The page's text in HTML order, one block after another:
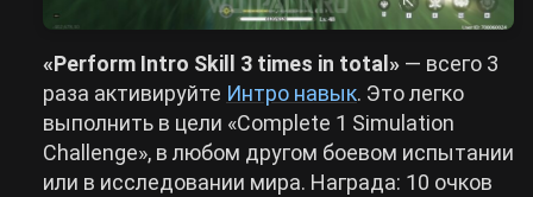
«Perform Intro Skill 3 times in total» — всего 3
раза активируйте Интро навык. Это легко
выполнить в цели «Complete 1 Simulation
Challenge», в любом другом боевом испытании
или в исследовании мира. Награда: 10 очков